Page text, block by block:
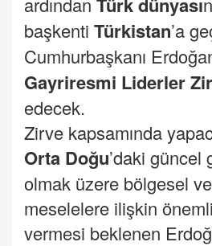
başkenti Türkistan’a
Cumhurbaşkanı
Gayriresmi Liderler
edecek.
Zirve kapsamında
Orta Doğu’daki güncel
olmak üzere bölgesel
meselelere ilişkin
vermesi beklenen